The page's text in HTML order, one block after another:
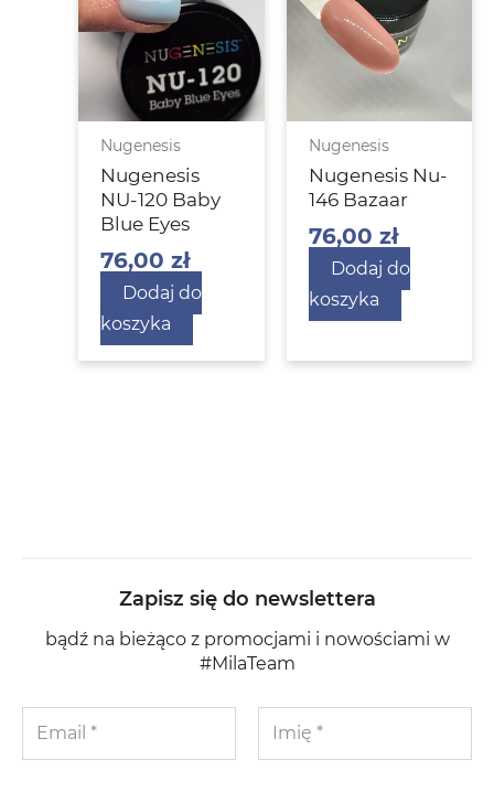
Nugenesis
Nugenesis
NU-120 Baby
Blue Eyes
76,00zł
Dodaj do
koszyka
Nugenesis
Nugenesis Nu-
146 Bazaar
76,00 zł
Dodaj do
koszyka
Zapisz się do newslettera
bądź na bieżąco z promocjami i nowościami w
#MilaTeam